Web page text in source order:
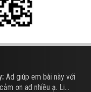
Ad giúp em bài này với
ơn ad nhiều ạ. Li...